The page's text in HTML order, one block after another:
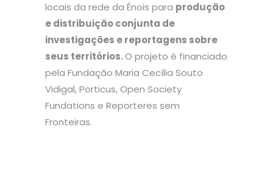
locais da rede da Énois para produção
e distribuição conjunta de
investigações e reportagens sobre
seus territórios.O projeto é financiado
pela Fundação Maria Cecília Souto
Vidigal, Porticus, Open Society
Fundations e Reporteres sem
Fronteiras.